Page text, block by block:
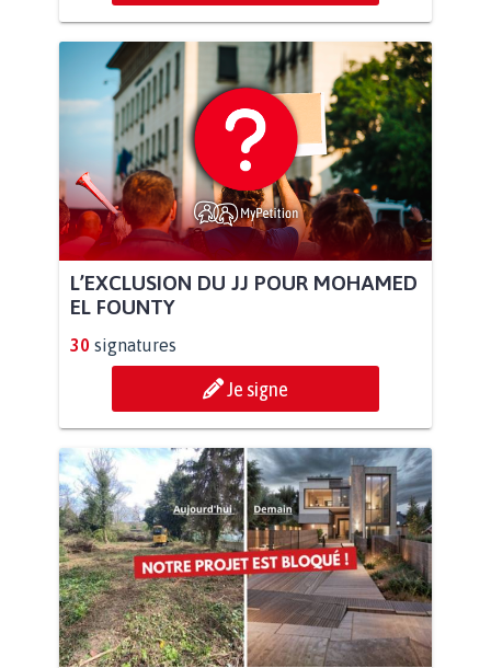
L’EXCLUSION DU JJ POUR MOHAMED
EL FOUNTY
30 signatures
Je signe